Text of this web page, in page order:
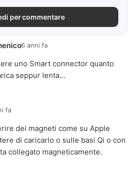
per commentare
6 anni fa
uno Smart connector quanto
seppur lenta...
fa
dei magneti come su Apple
di caricarlo o sulle basi Qi o con
collegato magneticamente.